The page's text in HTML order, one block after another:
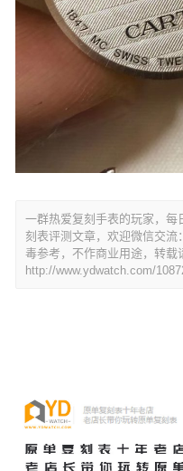
一群热爱复刻手表的玩家，每
刻表评测文章，欢迎微信交流
毒参考，不作商业用途，转载
http://www.ydwatch.com/